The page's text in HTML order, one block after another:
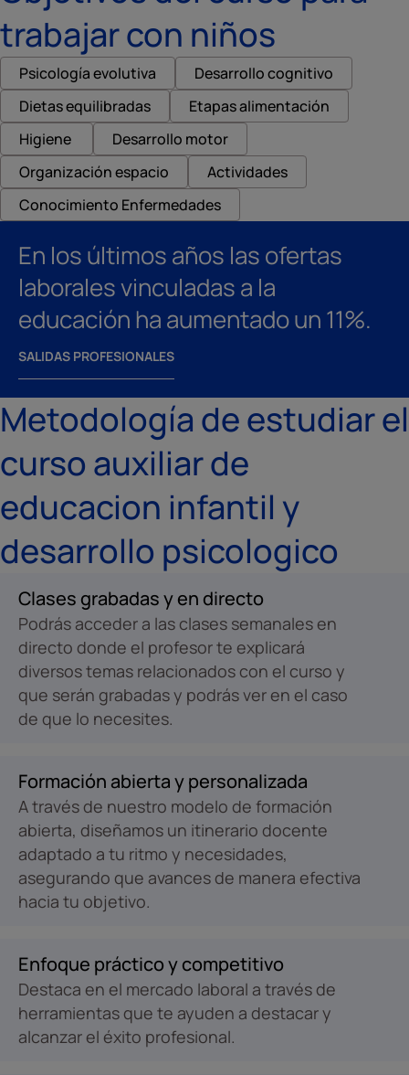
trabajar con niños
Psicología evolutiva
Desarrollo cognitivo
Dietas equilibradas
Etapas alimentación
Higiene
Desarrollo motor
Organización espacio
Actividades
Conocimiento Enfermedades
En los últimos años las ofertas
laborales vinculadas a la
educación ha aumentado un 11%.
SALIDAS PROFESIONALES
Metodología de estudiar el
curso auxiliar de
educacion infantil y
desarrollo psicologico
Clases grabadas y en directo
Podrás acceder a las clases semanales en
directo donde el profesor te explicará
diversos temas relacionados con el curso y
que serán grabadas y podrás ver en el caso
de que lo necesites.
Formación abierta y personalizada
A través de nuestro modelo de formación
abierta, diseñamos un itinerario docente
adaptado a tu ritmo y necesidades,
asegurando que avances de manera efectiva
hacia tu objetivo.
Enfoque práctico y competitivo
Destaca en el mercado laboral a través de
herramientas que te ayuden a destacar y
alcanzar el éxito profesional.